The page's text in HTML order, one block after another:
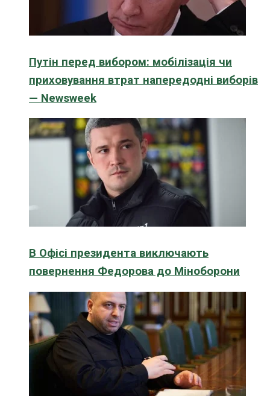
Путін перед вибором: мобілізація чи
приховування втрат напередодні виборів
— Newsweek
В Офісі президента виключають
повернення Федорова до Міноборони